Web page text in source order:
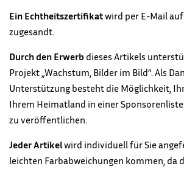
Ein Echtheitszertifikatwird per E-Mail
zugesandt.
Durch den Erwerb dieses Artikels
Projekt „Wachstum, Bilder im Bild“. Als
Unterstützung besteht die Möglichkeit,
Ihrem Heimatland in einer
zu veröffentlichen.
Jeder Artikelwird individuell für Sie
leichten Farbabweichungen kommen, da